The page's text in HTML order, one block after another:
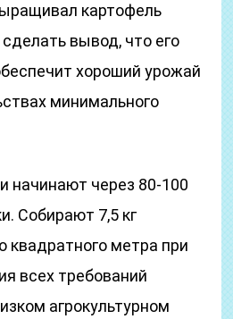
картофель
вывод, что его
хороший урожай
минимального
начинают через 80-100
Собирают 7,5 кг
квадратного метра при
всех требований
агрокультурном